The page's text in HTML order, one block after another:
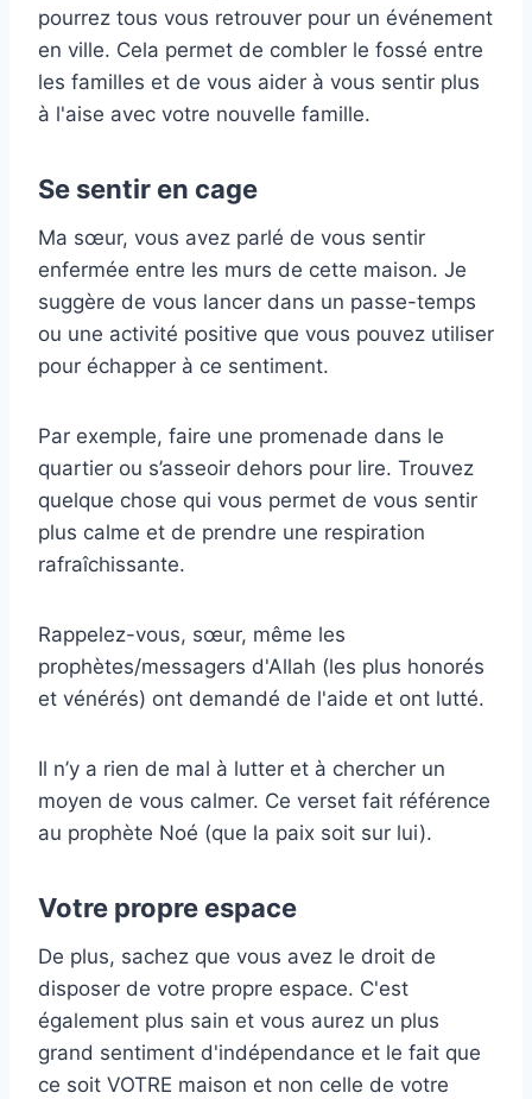
pourrez tous vous retrouver pour un événement
en ville. Cela permet de combler le fossé entre
les familles et de vous aider à vous sentir plus
à l'aise avec votre nouvelle famille.
Se sentir en cage
Ma sœur, vous avez parlé de vous sentir
enfermée entre les murs de cette maison. Je
suggère de vous lancer dans un passe-temps
ou une activité positive que vous pouvez utiliser
pour échapper à ce sentiment.
Par exemple, faire une promenade dans le
quartier ou s’asseoir dehors pour lire. Trouvez
quelque chose qui vous permet de vous sentir
plus calme et de prendre une respiration
rafraîchissante.
Rappelez-vous, sœur, même les
prophètes/messagers d'Allah (les plus honorés
et vénérés) ont demandé de l'aide et ont lutté.
Il n’y a rien de mal à lutter et à chercher un
moyen de vous calmer. Ce verset fait référence
au prophète Noé (que la paix soit sur lui).
Votre propre espace
De plus, sachez que vous avez le droit de
disposer de votre propre espace. C'est
également plus sain et vous aurez un plus
grand sentiment d'indépendance et le fait que
ce soit VOTRE maison et non celle de votre